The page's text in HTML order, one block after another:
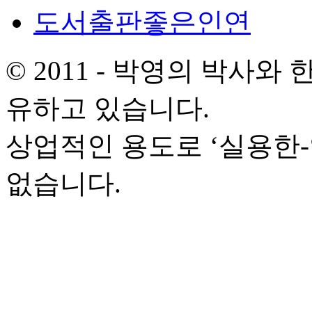
도서출판좋은인연
© 2011 - 박영의 박사와
유하고 있습니다.
상업적인 용도로 ‘실용
없습니다.